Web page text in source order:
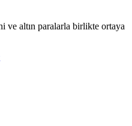
ve altın paralarla birlikte ortaya